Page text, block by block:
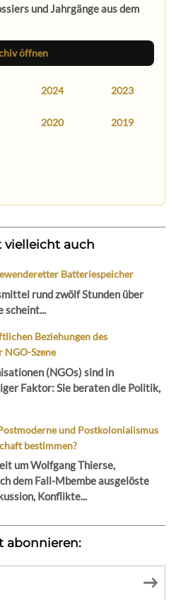
und Jahrgänge aus dem
öffnen
2024 2023
2020 2019
vielleicht auch
Batteriespeicher
rund zwölf Stunden über
scheint...
Beziehungen des
NGO-Szene
(NGOs) sind in
Faktor: Sie beraten die Politik,
und Postkolonialismus
bestimmen?
um Wolfgang Thierse,
dem Fall-Mbembe ausgelöste
Konflikte...
abonnieren: